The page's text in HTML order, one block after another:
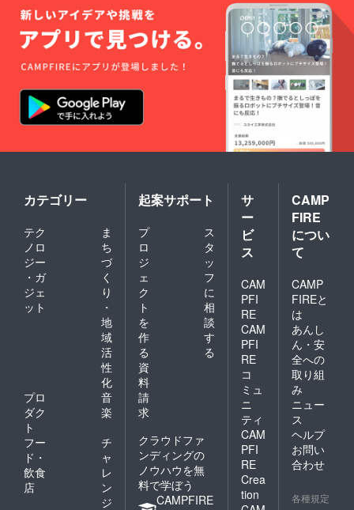
カテゴリー
テク
ノロ
ジー
・ガ
ジェ
ット
ま
ち
づ
く
り
・
地
域
活
性
化
プロ
ダク
ト
音
楽
フー
ド・
飲食
店
チ
ャ
レ
ン
ジ
起案サポート
プ
ロ
ジ
ェ
ク
ト
を
作
る
ス
タ
ッ
フ
に
相
談
す
る
資
料
請
求
クラウドファ
ンディングの
ノウハウを無
料で学ぼう
CAMPFIRE
サ
ー
ビ
ス
CAM
PFI
RE
CAM
PFI
RE
コ
ミュ
ニ
ティ
CAM
PFI
RE
Crea
tion
CAMP
FIRE
につい
て
CAMP
FIREと
は
あんし
ん・安
全への
取り組
み
ニュー
ス
ヘルプ
お問い
合わせ
各種規定